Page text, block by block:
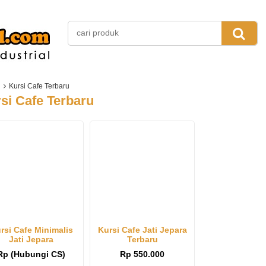
Kursi Cafe Terbaru
Cafe Terbaru
Cafe Minimalis
Jati Jepara
(Hubungi CS)
Kursi Cafe Jati Jepara
Terbaru
Rp 550.000